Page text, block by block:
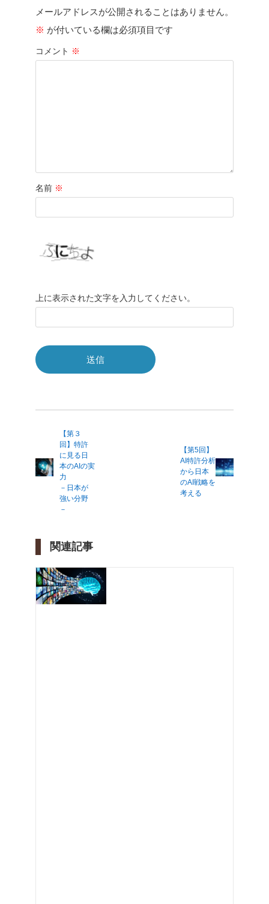
メールアドレスが公開されることはありません。
※ が付いている欄は必須項目です
コメント ※
名前 ※
上に表示された文字を入力してください。
【第３
回】特許
に見る日
本のAIの実
力
－日本が
強い分野
－
【第5回】
AI特許分析
から日本
のAI戦略を
考える
関連記事